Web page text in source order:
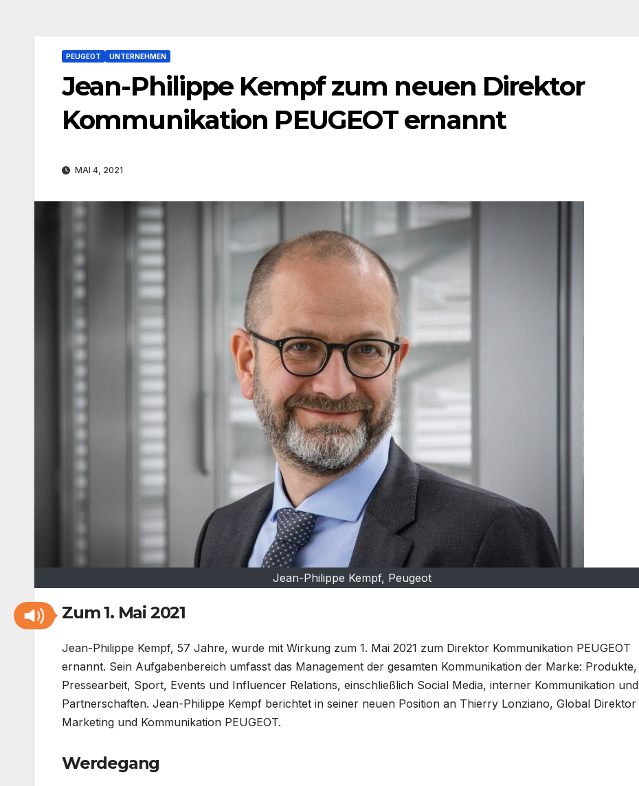
PEUGEOT UNTERNEHMEN
Jean-Philippe Kempf zum neuen Direktor
Kommunikation PEUGEOT ernannt
MAI 4, 2021
Jean-Philippe Kempf, Peugeot
Zum 1. Mai 2021
Jean-Philippe Kempf, 57 Jahre, wurde mit Wirkung zum 1. Mai 2021 zum Direktor Kommunikation PEUGEOT
ernannt. Sein Aufgabenbereich umfasst das Management der gesamten Kommunikation der Marke: Produkte,
Pressearbeit, Sport, Events und Influencer Relations, einschließlich Social Media, interner Kommunikation und
Partnerschaften. Jean-Philippe Kempf berichtet in seiner neuen Position an Thierry Lonziano, Global Direktor
Marketing und Kommunikation PEUGEOT.
Werdegang